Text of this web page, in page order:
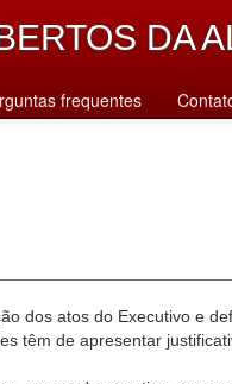
DA
frequentes
dos atos do Executivo e
têm de apresentar